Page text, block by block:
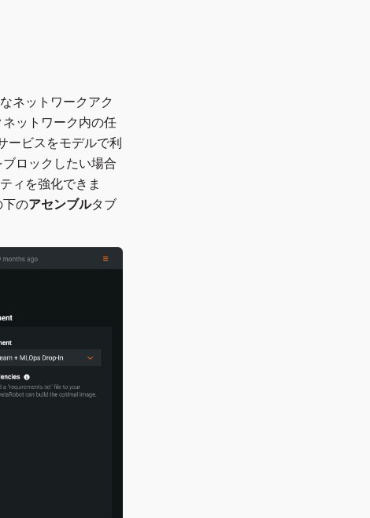
ネットワークアク
ットワーク内の任
ービスをモデルで利
ロックしたい場合
ィを強化できま
下のアセンブルタブ